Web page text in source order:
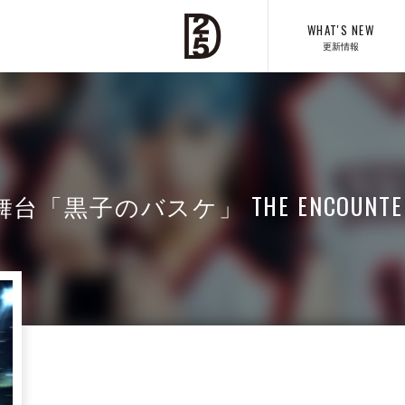
WHAT'S NEW
更新情報
台「黒子のバスケ」 THE